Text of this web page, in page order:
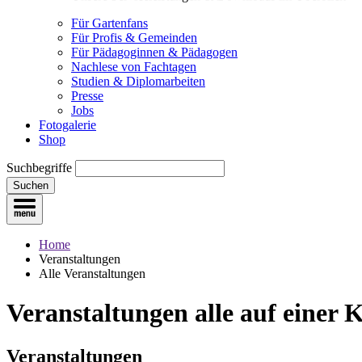
Für Gartenfans
Für Profis & Gemeinden
Für Pädagoginnen & Pädagogen
Nachlese von Fachtagen
Studien & Diplomarbeiten
Presse
Jobs
Fotogalerie
Shop
Suchbegriffe
Suchen
Home
Veranstaltungen
Alle Veranstaltungen
Veranstaltungen alle auf einer
Veranstaltungen